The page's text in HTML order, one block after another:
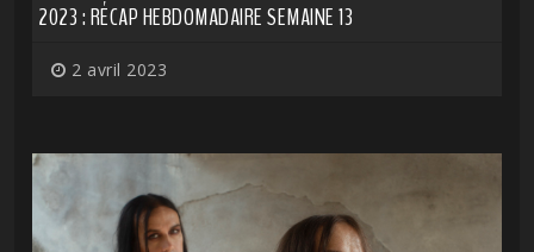
2023 : RÉCAP HEBDOMADAIRE SEMAINE 13
2 avril 2023